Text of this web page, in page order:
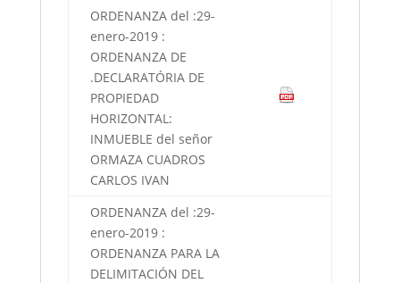
ORDENANZA del :29-
enero-2019 :
ORDENANZA DE
.DECLARATÓRIA DE
PROPIEDAD
HORIZONTAL:
INMUEBLE del señor
ORMAZA CUADROS
CARLOS IVAN
ORDENANZA del :29-
enero-2019 :
ORDENANZA PARA LA
DELIMITACIÓN DEL